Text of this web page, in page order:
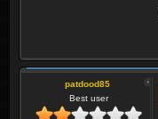
patdood85
Best user